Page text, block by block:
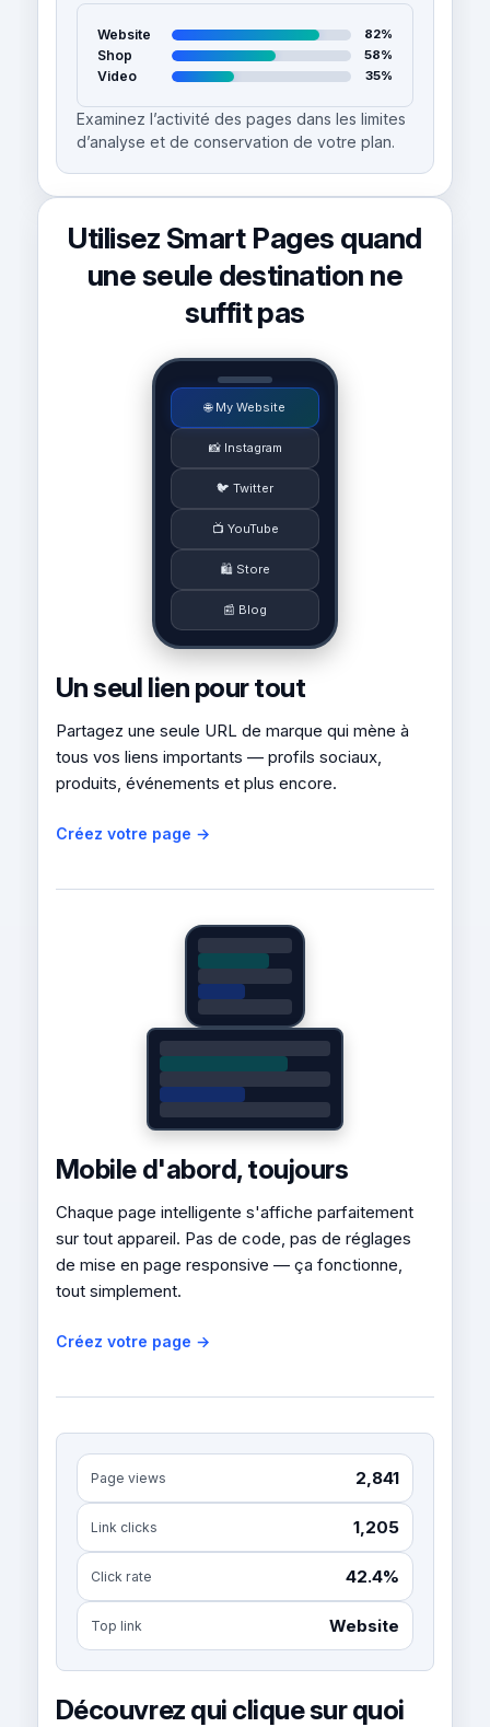
Website 82%
Shop 58%
Video 35%
Examinez l’activité des pages dans les limites
d’analyse et de conservation de votre plan.
Utilisez Smart Pages quand
une seule destination ne
suffit pas
🌐 My Website
📸 Instagram
🐦 Twitter
📺 YouTube
🛍️ Store
📰 Blog
Un seul lien pour tout
Partagez une seule URL de marque qui mène à
tous vos liens importants — profils sociaux,
produits, événements et plus encore.
Créez votre page →
Mobile d'abord, toujours
Chaque page intelligente s'affiche parfaitement
sur tout appareil. Pas de code, pas de réglages
de mise en page responsive — ça fonctionne,
tout simplement.
Créez votre page →
Page views 2,841
Link clicks 1,205
Click rate 42.4%
Top link Website
Découvrez qui clique sur quoi